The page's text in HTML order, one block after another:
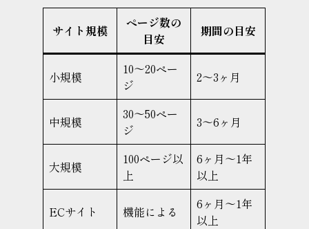
サイト規模
ページ数の
目安
期間の目安
小規模
10〜20ペー
ジ
2〜3ヶ月
中規模
30〜50ペー
ジ
3〜6ヶ月
大規模
100ページ以
上
6ヶ月〜1年
以上
ECサイト 機能による
6ヶ月〜1年
以上